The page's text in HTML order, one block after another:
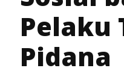
Pelaku
Pidana